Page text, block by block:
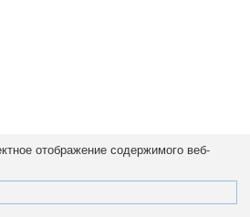
отображение содержимого веб-